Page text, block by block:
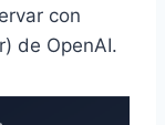
con
de OpenAI.